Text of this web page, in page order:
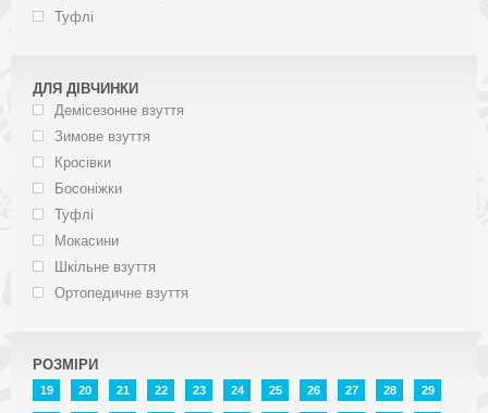
Туфлі
ДЛЯ ДІВЧИНКИ
Демісезонне взуття
Зимове взуття
Кросівки
Босоніжки
Туфлі
Мокасини
Шкільне взуття
Ортопедичне взуття
РОЗМІРИ
19 20 21 22 23 24 25 26 27 28 29